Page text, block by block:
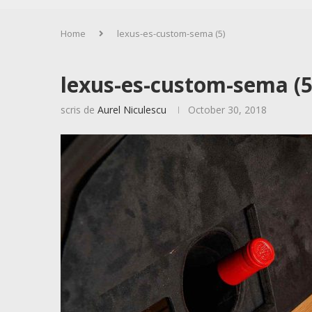
Home lexus-es-custom-sema (5)
lexus-es-custom-sema
scris de Aurel Niculescu October 30, 2018